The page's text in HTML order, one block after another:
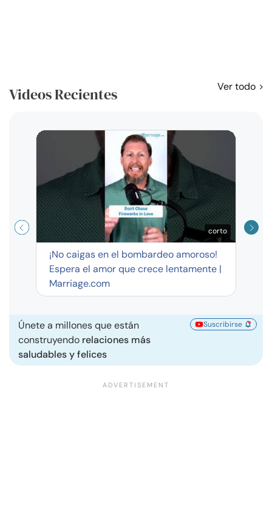
Videos Recientes Ver todo
corto
¡No caigas en el bombardeo amoroso!
Espera el amor que crece lentamente |
Marriage.com
Únete a millones que están
construyendo relaciones más
saludables y felices
Suscribirse